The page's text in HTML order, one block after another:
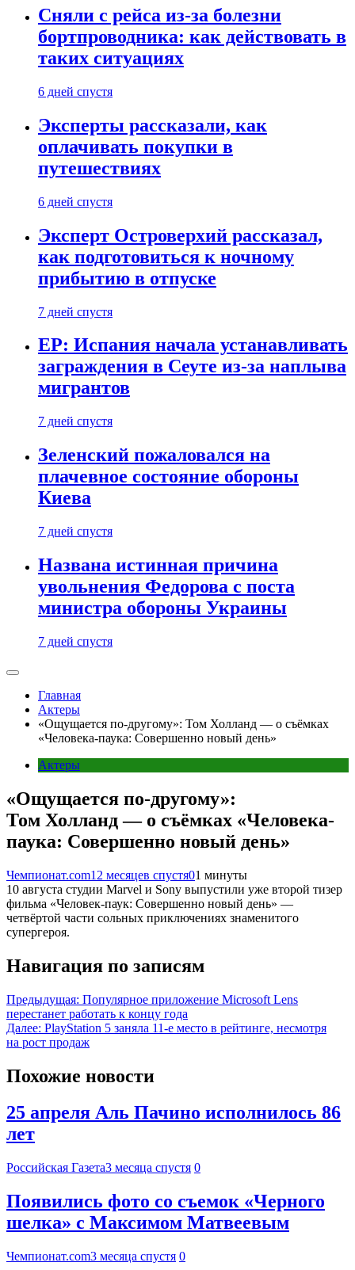
Сняли с рейса из-за болезни
бортпроводника: как действовать в
таких ситуациях
6 дней спустя
Эксперты рассказали, как
оплачивать покупки в
путешествиях
6 дней спустя
Эксперт Островерхий рассказал,
как подготовиться к ночному
прибытию в отпуске
7 дней спустя
EP: Испания начала устанавливать
заграждения в Сеуте из-за наплыва
мигрантов
7 дней спустя
Зеленский пожаловался на
плачевное состояние обороны
Киева
7 дней спустя
Названа истинная причина
увольнения Федорова с поста
министра обороны Украины
7 дней спустя
Главная
Актеры
«Ощущается по-другому»: Том Холланд — о съёмках
«Человека-паука: Совершенно новый день»
Актеры
«Ощущается по-другому»:
Том Холланд — о съёмках «Человека-
паука: Совершенно новый день»
Чемпионат.com12 месяцев спустя01 минуты
10 августа студии Marvel и Sony выпустили уже второй тизер
фильма «Человек-паук: Совершенно новый день» —
четвёртой части сольных приключениях знаменитого
супергероя.
Навигация по записям
Предыдущая: Популярное приложение Microsoft Lens
перестанет работать к концу года
Далее: PlayStation 5 заняла 11-е место в рейтинге, несмотря
на рост продаж
Похожие новости
25 апреля Аль Пачино исполнилось 86
лет
Российская Газета3 месяца спустя 0
Появились фото со съемок «Черного
шелка» с Максимом Матвеевым
Чемпионат.com3 месяца спустя 0